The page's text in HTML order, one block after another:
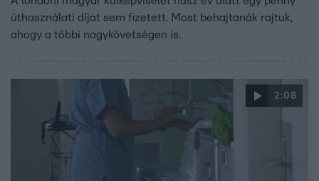
úthasználati díjat sem fizetett. Most behajtanák rajtuk,
ahogy a többi nagykövetségen is.
2:08